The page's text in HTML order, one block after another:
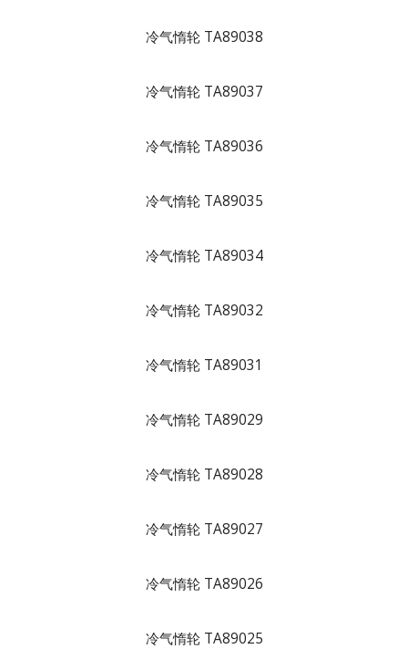
冷气惰轮 TA89038
冷气惰轮 TA89037
冷气惰轮 TA89036
冷气惰轮 TA89035
冷气惰轮 TA89034
冷气惰轮 TA89032
冷气惰轮 TA89031
冷气惰轮 TA89029
冷气惰轮 TA89028
冷气惰轮 TA89027
冷气惰轮 TA89026
冷气惰轮 TA89025